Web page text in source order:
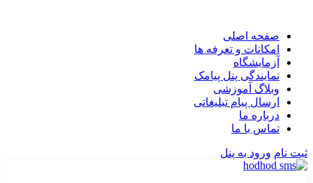
صفحه اصلی
امکانات و تعرفه ها
آزمایشگاه
نمایندگی پنل پیامک
وبلاگ آموزشی
ارسال پیام تبلیغاتی
درباره ما
تماس با ما
ثبت نام ورود به پنل